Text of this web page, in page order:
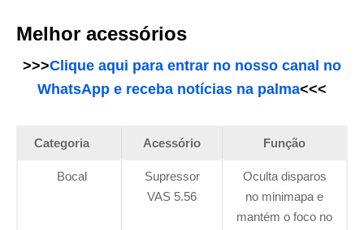
Melhor acessórios
>>>Clique aqui para entrar no nosso canal no
WhatsApp e receba notícias na palma<<<
Categoria Acessório Função
Bocal
Supressor
VAS 5.56
Oculta disparos
no minimapa e
mantém o foco no